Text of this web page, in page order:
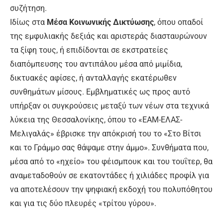
συζήτηση.
Ιδίως στα Μέσα Κοινωνικής Δικτύωσης, όπου οπαδοί
της εμφυλιακής δεξιάς και αριστεράς διασταυρώνουν
τα ξίφη τους, ή επιδίδονται σε εκστρατείες
διαπόμπευσης του αντιπάλου μέσα από μιμίδια,
δικτυακές αφίσες, ή ανταλλαγής εκατέρωθεν
συνθημάτων μίσους. Εμβληματικές ως προς αυτό
υπήρξαν οι συγκρούσεις μεταξύ των νέων στα τεχνικά
λύκεια της Θεσσαλονίκης, όπου το «ΕΑΜ-ΕΛΑΣ-
Μελιγαλάς» έβρισκε την απόκρισή του το «Στο Βίτσι
και το Γράμμο σας θάψαμε στην άμμο». Συνθήματα που,
μέσα από το «ηχείο» του φέισμπουκ και του τουΐτερ, θα
αναμεταδοθούν σε εκατοντάδες ή χιλιάδες προφίλ για
να αποτελέσουν την ψηφιακή εκδοχή του πολυπόθητου
και για τις δύο πλευρές «τρίτου γύρου».